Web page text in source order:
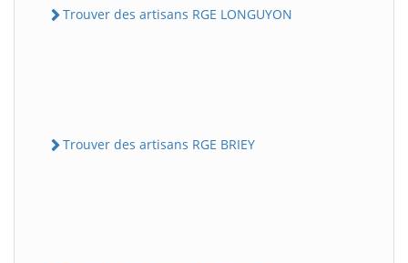
Trouver des artisans RGE LONGUYON
Trouver des artisans RGE BRIEY